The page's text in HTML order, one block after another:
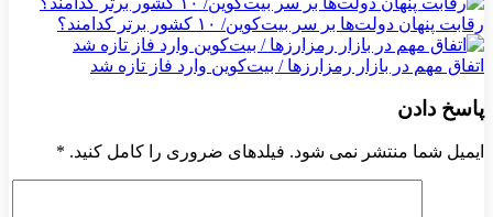
رقابت پنهان دولت‌ها بر سر بیت‌کوین/ ۱۰ کشور برتر کدامند؟
اتفاق مهم در بازار رمزارزها / بیت‌کوین وارد فاز تازه شد
پاسخ دادن
ایمیل شما منتشر نمی شود. فیلدهای ضروری را کامل کنید. *